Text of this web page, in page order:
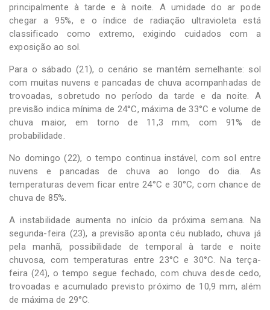
principalmente à tarde e à noite. A umidade do ar pode
chegar a 95%, e o índice de radiação ultravioleta está
classificado como extremo, exigindo cuidados com a
exposição ao sol.
Para o sábado (21), o cenário se mantém semelhante: sol
com muitas nuvens e pancadas de chuva acompanhadas de
trovoadas, sobretudo no período da tarde e da noite. A
previsão indica mínima de 24°C, máxima de 33°C e volume de
chuva maior, em torno de 11,3 mm, com 91% de
probabilidade.
No domingo (22), o tempo continua instável, com sol entre
nuvens e pancadas de chuva ao longo do dia. As
temperaturas devem ficar entre 24°C e 30°C, com chance de
chuva de 85%.
A instabilidade aumenta no início da próxima semana. Na
segunda-feira (23), a previsão aponta céu nublado, chuva já
pela manhã, possibilidade de temporal à tarde e noite
chuvosa, com temperaturas entre 23°C e 30°C. Na terça-
feira (24), o tempo segue fechado, com chuva desde cedo,
trovoadas e acumulado previsto próximo de 10,9 mm, além
de máxima de 29°C.